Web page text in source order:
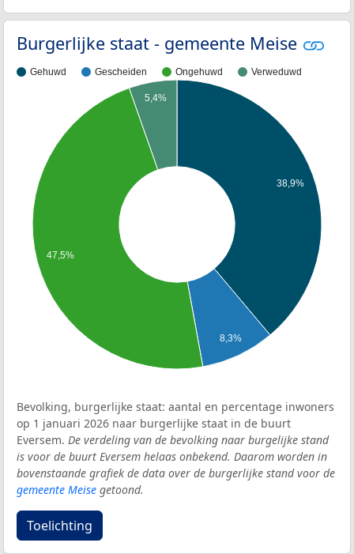
Burgerlijke staat - gemeente Meise
Gehuwd Gescheiden Ongehuwd Verweduwd
38,9%
8,3%
5,4%
47,5%
Bevolking, burgerlijke staat: aantal en percentage inwoners
op 1 januari 2026 naar burgerlijke staat in de buurt
Eversem. De verdeling van de bevolking naar burgelijke stand
is voor de buurt Eversem helaas onbekend. Daarom worden in
bovenstaande grafiek de data over de burgerlijke stand voor de
gemeente Meise getoond.
Toelichting